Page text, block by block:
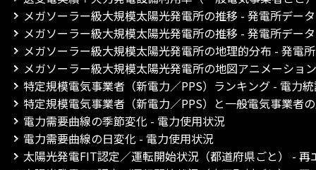
メガソーラー級大規模太陽光発電所の推移 - 発電所デー
メガソーラー級大規模太陽光発電所の推移 - 発電所デー
メガソーラー級大規模太陽光発電所の地理的分布 - 発電
メガソーラー級大規模太陽光発電所の地図アニメーショ
特定規模電気事業者（新電力／PPS）ランキング - 電力
特定規模電気事業者（新電力／PPS）と一般電気事業者
電力需要曲線の季節変化 - 電力使用状況
電力需要曲線の日変化 - 電力使用状況
太陽光発電FIT認定／運転開始状況（都道府県ごと） - 再